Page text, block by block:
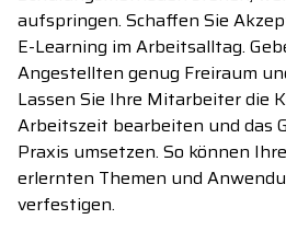
aufspringen. Schaffen Sie
E-Learning im Arbeitsalltag.
Angestellten genug Freiraum
Lassen Sie Ihre Mitarbeiterdie
Arbeitszeit bearbeiten und das
Praxis umsetzen. So können
erlernten Themen und
verfestigen.